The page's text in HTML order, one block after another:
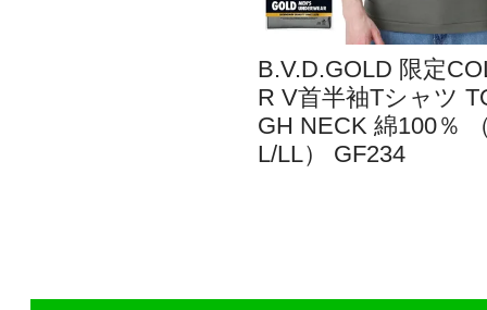
B.V.D.GOLD 限定
R V首半袖Tシャツ
GH NECK 綿100％
L/LL） GF234